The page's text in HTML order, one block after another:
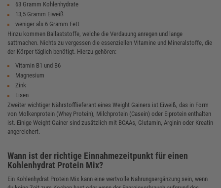
63 Gramm Kohlenhydrate
13,5 Gramm Eiweiß
weniger als 6 Gramm Fett
Hinzu kommen Ballaststoffe, welche die Verdauung anregen und lange
sattmachen. Nichts zu vergessen die essenziellen Vitamine und Mineralstoffe, die
der Körper täglich benötigt. Hierzu gehören:
Vitamin B1 und B6
Magnesium
Zink
Eisen
Zweiter wichtiger Nährstofflieferant eines Weight Gainers ist Eiweiß, das in Form
von Molkenprotein (Whey Protein), Milchprotein (Casein) oder Eiprotein enthalten
ist. Einige Weight Gainer sind zusätzlich mit BCAAs, Glutamin, Arginin oder Kreatin
angereichert.
Wann ist der richtige Einnahmezeitpunkt für einen
Kohlenhydrat Protein Mix?
Ein Kohlenhydrat Protein Mix kann eine wertvolle Nahrungsergänzung sein, wenn